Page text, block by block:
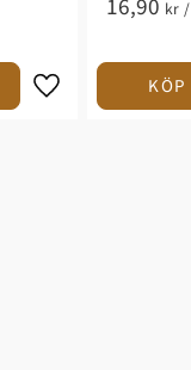
16,90 kr /